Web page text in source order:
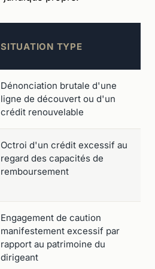
SITUATION TYPE
Dénonciation brutale d'une
ligne de découvert ou d'un
crédit renouvelable
Octroi d'un crédit excessif au
regard des capacités de
remboursement
Engagement de caution
manifestement excessif par
rapport au patrimoine du
dirigeant